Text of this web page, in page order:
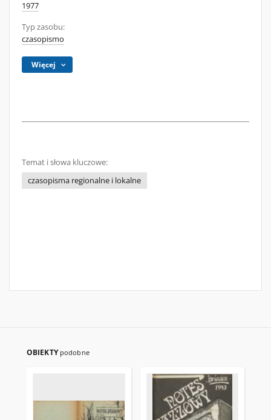
1977
Typ zasobu:
czasopismo
Więcej
Temat i słowa kluczowe:
czasopisma regionalne i lokalne
OBIEKTY podobne